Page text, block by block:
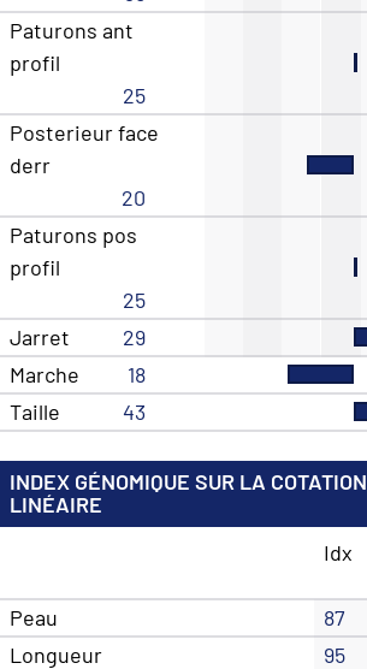
Paturons ant
profil
25
Posterieur face
derr
20
Paturons pos
profil
25
Jarret
29
Marche
18
Taille
43
INDEX GÉNOMIQUE SUR LA COTATION
LINÉAIRE
Idx
Peau 87
Longueur
95